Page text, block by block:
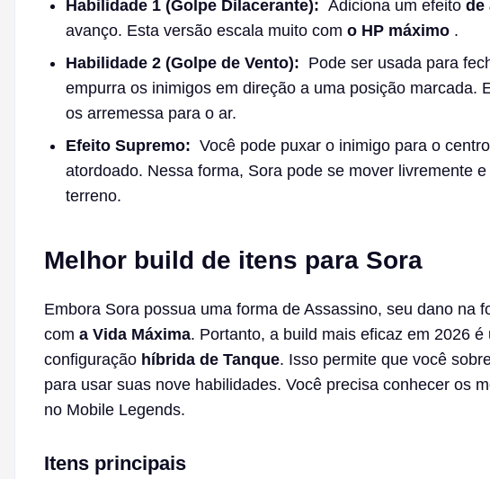
Habilidade 1 (Golpe Dilacerante): Adiciona um efeito de
avanço. Esta versão escala muito com o HP máximo .
Habilidade 2 (Golpe de Vento): Pode ser usada para
empurra os inimigos em direção a uma posição marcada.
os arremessa para o ar.
Efeito Supremo: Você pode puxar o inimigo para o
atordoado. Nessa forma, Sora pode se mover livremente
terreno.
Melhor build de itens para Sora
Embora Sora possua uma forma de Assassino, seu dano na
com a Vida Máxima. Portanto, a build mais eficaz em 2026 é
configuração híbrida de Tanque. Isso permite que você
para usar suas nove habilidades. Você precisa conhecer os
no Mobile Legends.
Itens principais